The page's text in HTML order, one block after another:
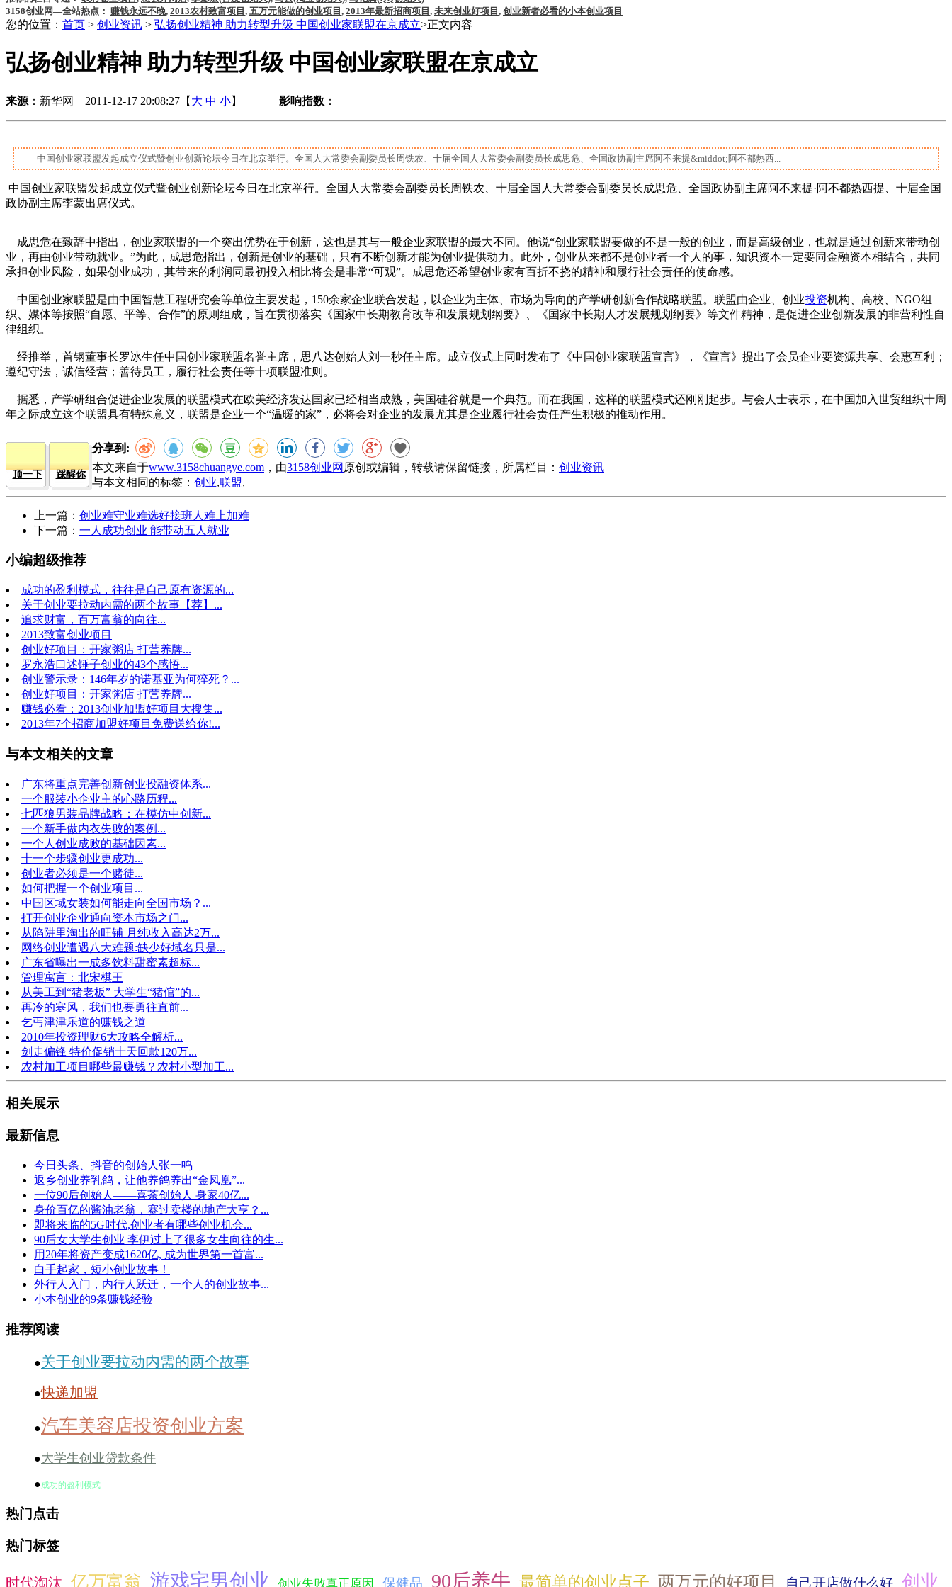
3158创业网—全站热点： 赚钱永远不晚, 2013农村致富项目 , 五万元能做的创业项目 , 2013年最新招商项目 , 未来创业好项目 , 创业新者必看的小本创业项目
您的位置： 首页 > 创业资讯 > 弘扬创业精神 助力转型升级 中国创业家联盟在京成立>正文内容
弘扬创业精神 助力转型升级 中国创业家联盟在京成立
来源 ：新华网 2011-12-17 20:08:27【 大 中 小】 影响指数 ：
中国创业家联盟发起成立仪式暨创业创新论坛今日在北京举行。全国人大常委会副委员长周铁农、十届全国人大常委会副委员长成思危、全国政协副主席阿不来提&middot;阿不都热西...
中国创业家联盟发起成立仪式暨创业创新论坛今日在北京举行。全国人大常委会副委员长周铁农、十届全国人大常委会副委员长成思危、全国政协副主席阿不来提·阿不都热西提、十届全国
政协副主席李蒙出席仪式。
成思危在致辞中指出，创业家联盟的一个突出优势在于创新，这也是其与一般企业家联盟的最大不同。他说“创业家联盟要做的不是一般的创业，而是高级创业，也就是通过创新来带动创
业，再由创业带动就业。”为此，成思危指出，创新是创业的基础，只有不断创新才能为创业提供动力。此外，创业从来都不是创业者一个人的事，知识资本一定要同金融资本相结合，共同
承担创业风险，如果创业成功，其带来的利润同最初投入相比将会是非常“可观”。成思危还希望创业家有百折不挠的精神和履行社会责任的使命感。
中国创业家联盟是由中国智慧工程研究会等单位主要发起，150余家企业联合发起，以企业为主体、市场为导向的产学研创新合作战略联盟。联盟由企业、创业投资机构、高校、NGO组
织、媒体等按照“自愿、平等、合作”的原则组成，旨在贯彻落实《国家中长期教育改革和发展规划纲要》、《国家中长期人才发展规划纲要》等文件精神，是促进企业创新发展的非营利性自
律组织。
经推举，首钢董事长罗冰生任中国创业家联盟名誉主席，思八达创始人刘一秒任主席。成立仪式上同时发布了《中国创业家联盟宣言》，《宣言》提出了会员企业要资源共享、会惠互利；
遵纪守法，诚信经营；善待员工，履行社会责任等十项联盟准则。
据悉，产学研组合促进企业发展的联盟模式在欧美经济发达国家已经相当成熟，美国硅谷就是一个典范。而在我国，这样的联盟模式还刚刚起步。与会人士表示，在中国加入世贸组织十周
年之际成立这个联盟具有特殊意义，联盟是企业一个“温暖的家”，必将会对企业的发展尤其是企业履行社会责任产生积极的推动作用。
顶一下 踩醒你
分享到:
本文来自于www.3158chuangye.com ，由3158创业网 原创或编辑，转载请保留链接，所属栏目： 创业资讯
与本文相同的标签： 创业,联盟,
上一篇： 创业难守业难选好接班人难上加难
下一篇： 一人成功创业 能带动五人就业
小编超级推荐
成功的盈利模式，往往是自己原有资源的...
关于创业要拉动内需的两个故事【荐】...
追求财富，百万富翁的向往...
2013致富创业项目
创业好项目：开家粥店 打营养牌...
罗永浩口述锤子创业的43个感悟...
创业警示录：146年岁的诺基亚为何猝死？...
创业好项目：开家粥店 打营养牌...
赚钱必看：2013创业加盟好项目大搜集...
2013年7个招商加盟好项目免费送给你!...
与本文相关的文章
广东将重点完善创新创业投融资体系...
一个服装小企业主的心路历程...
七匹狼男装品牌战略：在模仿中创新...
一个新手做内衣失败的案例...
一个人创业成败的基础因素...
十一个步骤创业更成功...
创业者必须是一个赌徒...
如何把握一个创业项目...
中国区域女装如何能走向全国市场？...
打开创业企业通向资本市场之门...
从陷阱里淘出的旺铺 月纯收入高达2万...
网络创业遭遇八大难题:缺少好域名只是...
广东省曝出一成多饮料甜蜜素超标...
管理寓言：北宋棋王
从美工到“猪老板” 大学生“猪倌”的...
再冷的寒风，我们也要勇往直前...
乞丐津津乐道的赚钱之道
2010年投资理财6大攻略全解析...
剑走偏锋 特价促销十天回款120万...
农村加工项目哪些最赚钱？农村小型加工...
相关展示
最新信息
今日头条、抖音的创始人张一鸣
返乡创业养乳鸽，让他养鸽养出“金凤凰”...
一位90后创始人——喜茶创始人 身家40亿...
身价百亿的酱油老翁，赛过卖楼的地产大亨？...
即将来临的5G时代,创业者有哪些创业机会...
90后女大学生创业 李伊过上了很多女生向往的生...
用20年将资产变成1620亿, 成为世界第一首富...
白手起家，短小创业故事！
外行人入门，内行人跃迁，一个人的创业故事...
小本创业的9条赚钱经验
推荐阅读
●关于创业要拉动内需的两个故事
●快递加盟
●汽车美容店投资创业方案
●大学生创业贷款条件
●成功的盈利模式
热门点击
热门标签
时代淘汰 亿万富翁 游戏宅男创业 创业失败真正原因 保健品 90后养牛 最简单的创业点子 两万元的好项目 自己开店做什么好 创业